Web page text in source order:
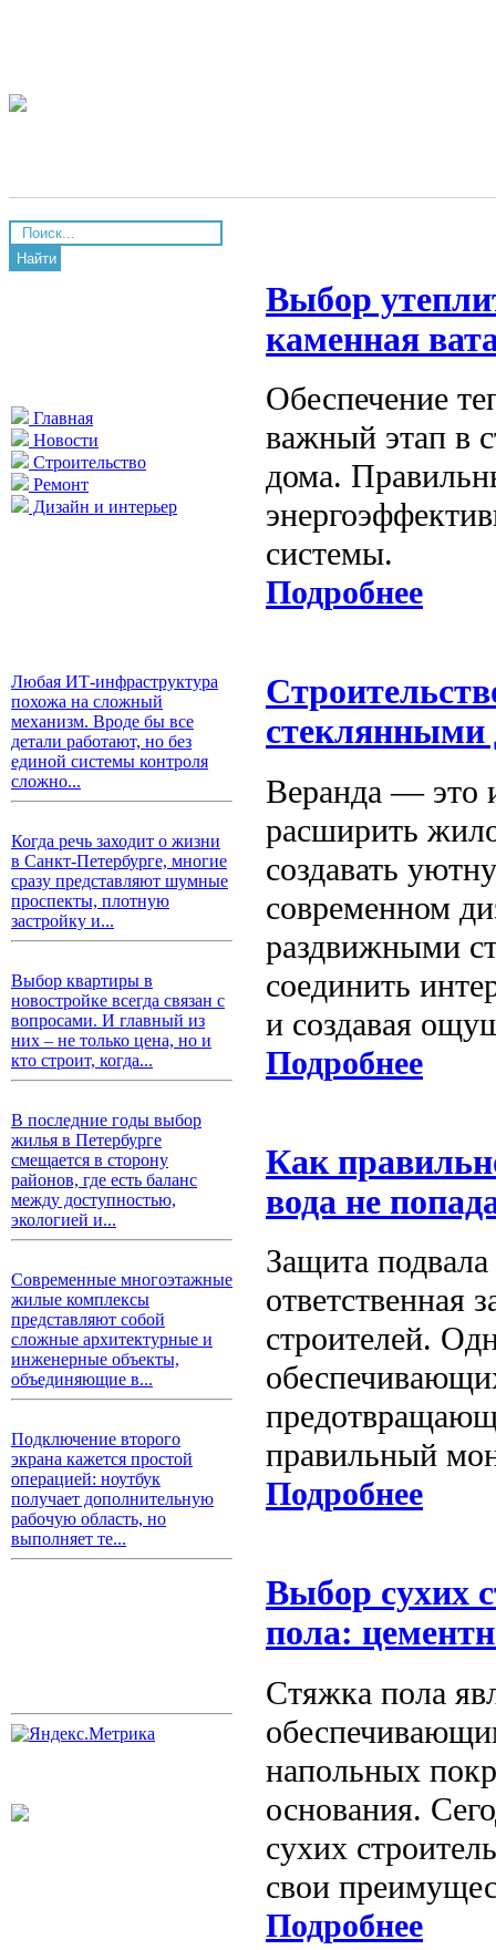
Найти
Главная
Новости
Строительство
Ремонт
Дизайн и интерьер
Любая ИТ-инфраструктура
похожа на сложный
механизм. Вроде бы все
детали работают, но без
единой системы контроля
сложно...
Когда речь заходит о жизни
в Санкт-Петербурге, многие
сразу представляют шумные
проспекты, плотную
застройку и...
Выбор квартиры в
новостройке всегда связан с
вопросами. И главный из
них – не только цена, но и
кто строит, когда...
В последние годы выбор
жилья в Петербурге
смещается в сторону
районов, где есть баланс
между доступностью,
экологией и...
Современные многоэтажные
жилые комплексы
представляют собой
сложные архитектурные и
инженерные объекты,
объединяющие в...
Подключение второго
экрана кажется простой
операцией: ноутбук
получает дополнительную
рабочую область, но
выполняет те...
Выбор
каменная
Обеспечение
важный этап в
дома.
системы.
Подробнее
Веранда — это
расширить
создавать
современном
раздвижными
соединить
и создавая
Подробнее
Как
вода не
Защита
ответственная
строителей.
правильный
Подробнее
Выбор сухих
пола:
Стяжка пола
напольных
основания.
сухих
свои
Подробнее